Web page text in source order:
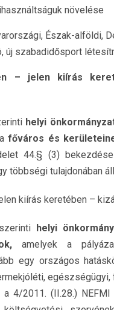
növelése
Észak-alföldi,
új szabadidősport
– jelen kiírás
helyi
főváros és
44.§ (3)
többségi tulajdonában
kiírás keretében –
helyi
amelyek a pályázat
egy országos
a 4/2011. (II.28.)